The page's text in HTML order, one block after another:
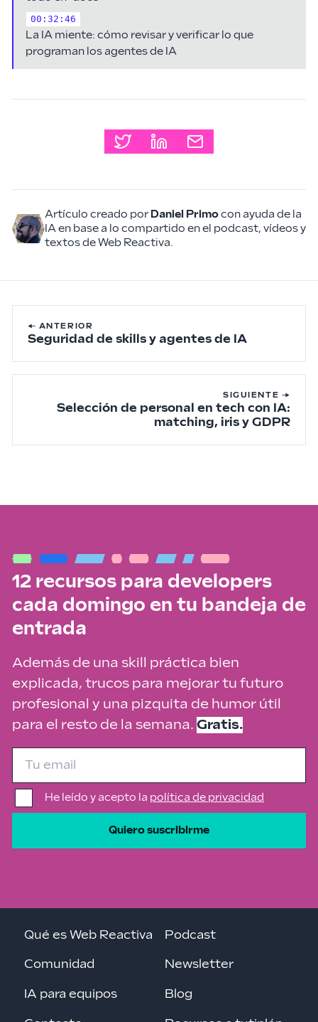
00:32:46
La IA miente: cómo revisar y verificar lo que
programan los agentes de IA
Artículo creado por Daniel Primocon ayuda de la
IA en base a lo compartido en el podcast, vídeos y
textos de Web Reactiva.
← ANTERIOR
Seguridad de skills y agentes de IA
SIGUIENTE →
Selección de personal en tech con IA:
matching, iris y GDPR
12 recursos para developers
cada domingo en tu bandeja de
entrada
Además de una skill práctica bien
explicada, trucos para mejorar tu futuro
profesional y una pizquita de humor útil
para el resto de la semana. Gratis.
He leído y acepto la política de privacidad
Quiero suscribirme
Qué es Web Reactiva
Comunidad
IA para equipos
Podcast
Newsletter
Blog